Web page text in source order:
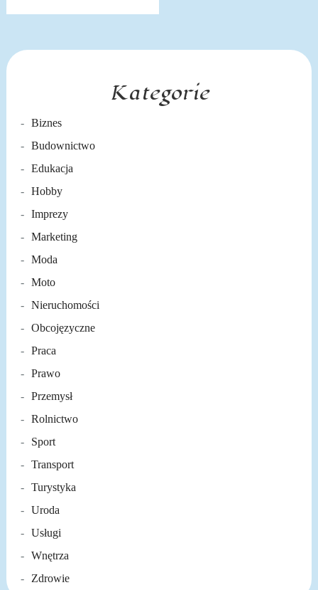
Kategorie
Biznes
Budownictwo
Edukacja
Hobby
Imprezy
Marketing
Moda
Moto
Nieruchomości
Obcojęzyczne
Praca
Prawo
Przemysł
Rolnictwo
Sport
Transport
Turystyka
Uroda
Usługi
Wnętrza
Zdrowie